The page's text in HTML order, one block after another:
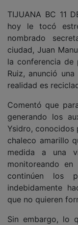
TIJUANA BC 11
hoy le tocó
nombrado
ciudad, Juan
la conferencia de
Ruiz, anunció
realidad es
Comentó que
generando los
Ysidro, conocidos
chaleco amarillo
medida a una
monitoreando
continúen los
indebidamente
que no quieren
Sin embargo, lo